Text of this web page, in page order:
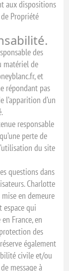
aux dispositions
Propriété
des
matériel de
et
répondant pas
d’un
responsable
perte de
du site
questions dans
Charlotte
en demeure
espace qui
France, en
des
également
civile et/ou
message à